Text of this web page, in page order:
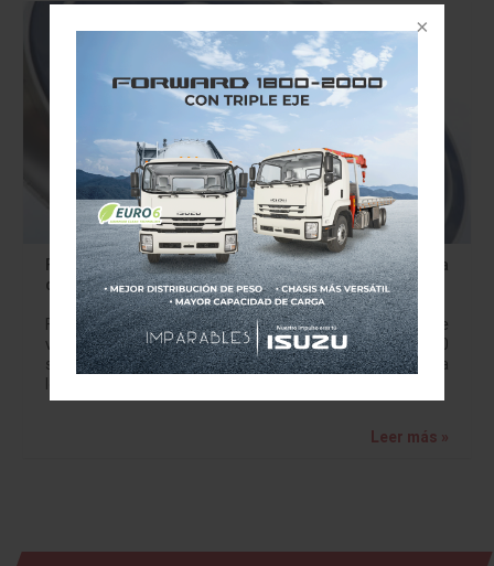
Ford suspenderá labores en cinco plantas de América
del Norte , México incluido
Ford prevé dejar inactivas cinco plantas de ensamblaje de
vehículos en América del Norte por un total de 10
semanas y así reducir inventarios de modelos de venta
lenta. Los…
Leer más »